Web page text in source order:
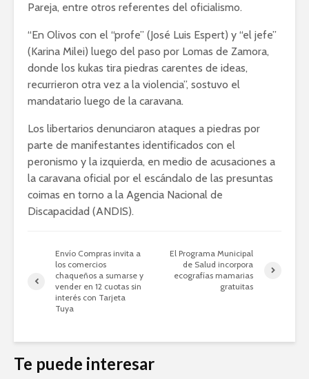
Pareja, entre otros referentes del oficialismo.
“En Olivos con el “profe” (José Luis Espert) y “el jefe”
(Karina Milei) luego del paso por Lomas de Zamora,
donde los kukas tira piedras carentes de ideas,
recurrieron otra vez a la violencia”, sostuvo el
mandatario luego de la caravana.
Los libertarios denunciaron ataques a piedras por
parte de manifestantes identificados con el
peronismo y la izquierda, en medio de acusaciones a
la caravana oficial por el escándalo de las presuntas
coimas en torno a la Agencia Nacional de
Discapacidad (ANDIS).
Envío Compras invita a
los comercios
chaqueños a sumarse y
vender en 12 cuotas sin
interés con Tarjeta
Tuya
El Programa Municipal
de Salud incorpora
ecografías mamarias
gratuitas
Te puede interesar